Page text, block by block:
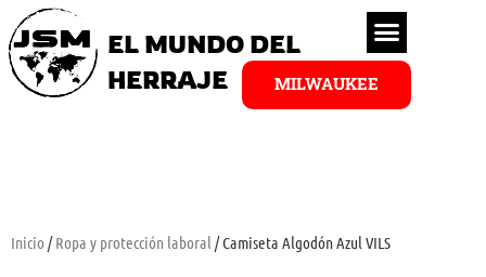
EL MUNDO DEL
HERRAJE
MILWAUKEE
Inicio /Ropa y protección laboral / Camiseta Algodón Azul VILS